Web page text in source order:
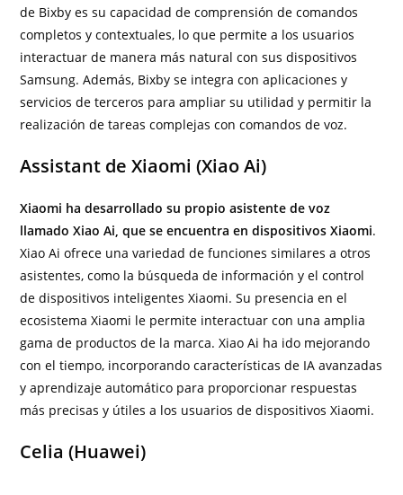
de Bixby es su capacidad de comprensión de comandos
completos y contextuales, lo que permite a los usuarios
interactuar de manera más natural con sus dispositivos
Samsung. Además, Bixby se integra con aplicaciones y
servicios de terceros para ampliar su utilidad y permitir la
realización de tareas complejas con comandos de voz.
Assistant de Xiaomi (Xiao Ai)
Xiaomi ha desarrollado su propio asistente de voz
llamado Xiao Ai, que se encuentra en dispositivos Xiaomi.
Xiao Ai ofrece una variedad de funciones similares a otros
asistentes, como la búsqueda de información y el control
de dispositivos inteligentes Xiaomi. Su presencia en el
ecosistema Xiaomi le permite interactuar con una amplia
gama de productos de la marca. Xiao Ai ha ido mejorando
con el tiempo, incorporando características de IA avanzadas
y aprendizaje automático para proporcionar respuestas
más precisas y útiles a los usuarios de dispositivos Xiaomi.
Celia (Huawei)